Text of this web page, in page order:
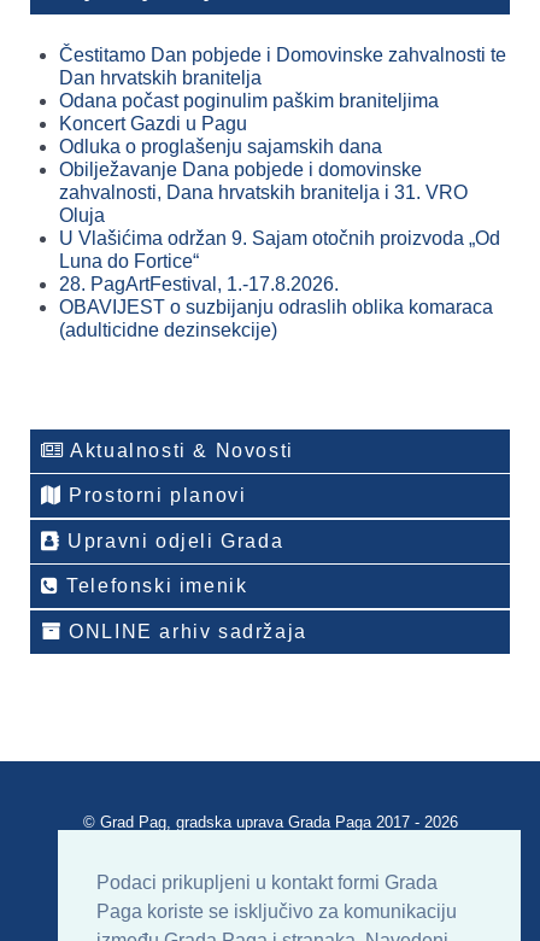
Podaci prikupljeni u kontakt formi Grada
Paga koriste se isključivo za komunikaciju
Čestitamo Dan pobjede i Domovinske zahvalnosti te
Dan hrvatskih branitelja
Odana počast poginulim paškim braniteljima
Koncert Gazdi u Pagu
Odluka o proglašenju sajamskih dana
Obilježavanje Dana pobjede i domovinske
zahvalnosti, Dana hrvatskih branitelja i 31. VRO
Oluja
U Vlašićima održan 9. Sajam otočnih proizvoda „Od
Luna do Fortice“
28. PagArtFestival, 1.-17.8.2026.
OBAVIJEST o suzbijanju odraslih oblika komaraca
(adulticidne dezinsekcije)
Aktualnosti & Novosti
Prostorni planovi
Upravni odjeli Grada
Telefonski imenik
ONLINE arhiv sadržaja
© Grad Pag, gradska uprava Grada Paga 2017 - 2026